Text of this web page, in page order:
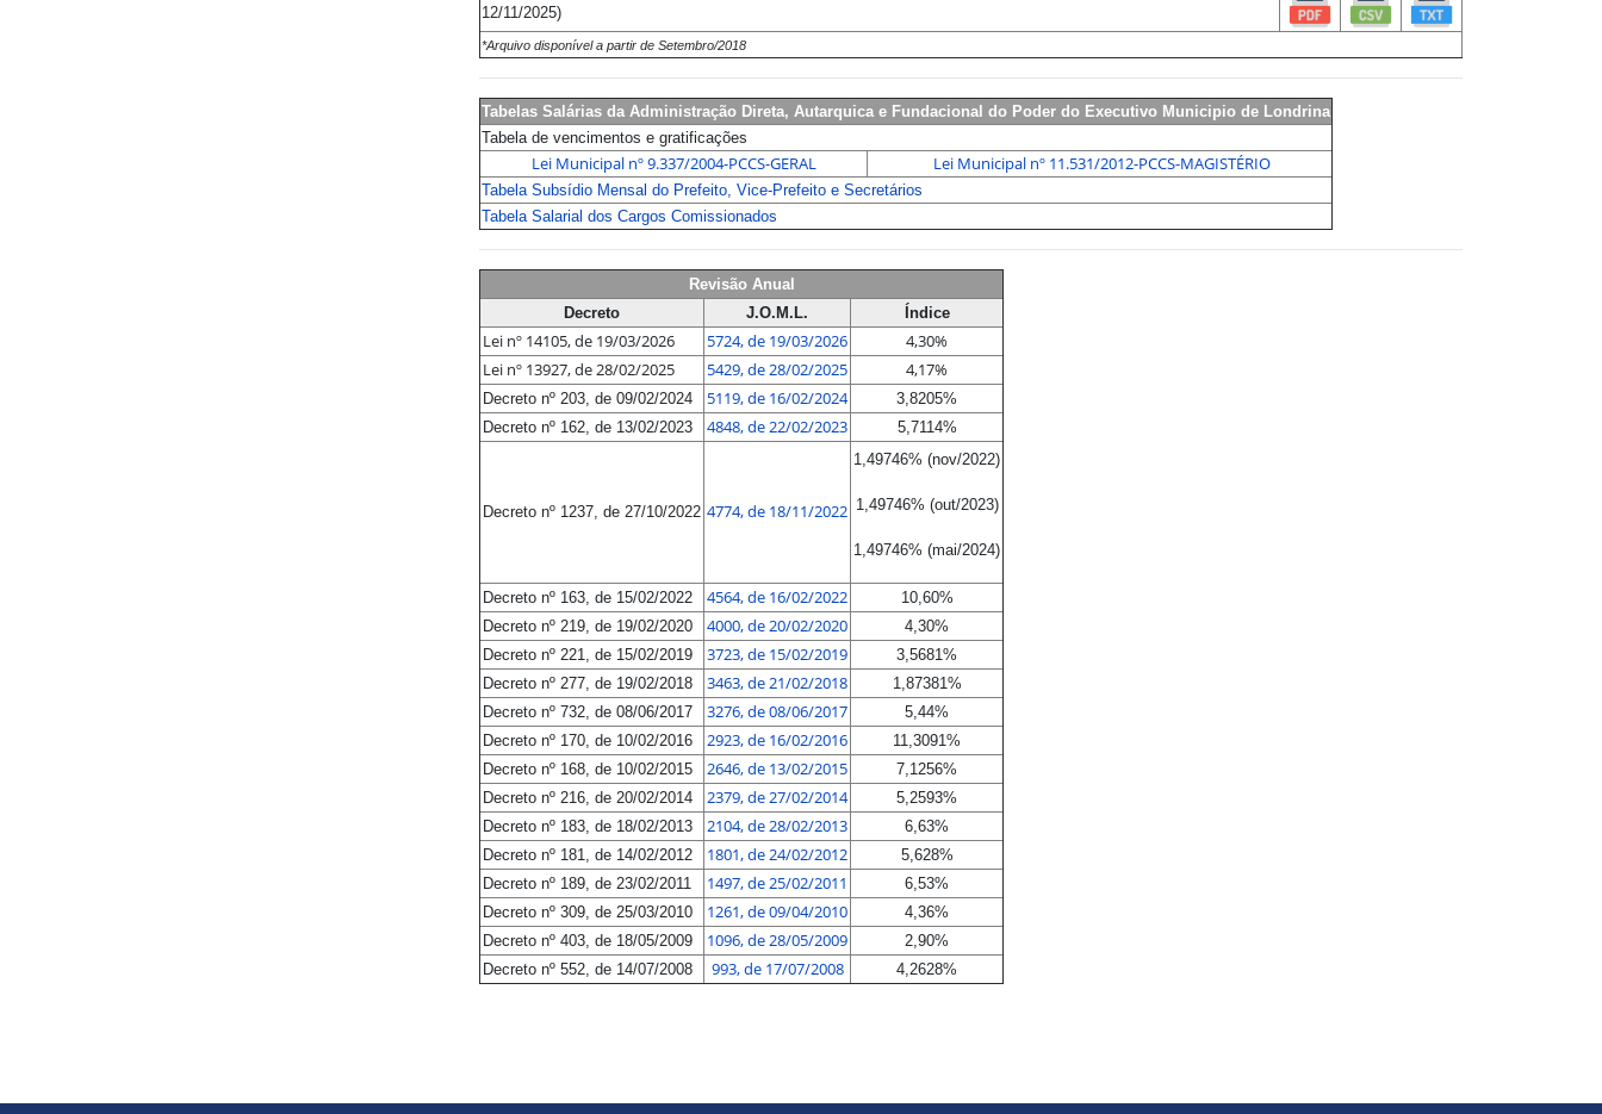
12/11/2025)
*Arquivo disponível a partir de Setembro/2018
Tabelas Salárias da Administração Direta, Autarquica e Fundacional do Poder do Executivo Municipio de Londrina
Tabela de vencimentos e gratificações
Lei Municipal nº 9.337/2004-PCCS-GERAL Lei Municipal nº 11.531/2012-PCCS-MAGISTÉRIO
Tabela Subsídio Mensal do Prefeito, Vice-Prefeito e Secretários
Tabela Salarial dos Cargos Comissionados
Revisão Anual
Decreto
J.O.M.L. Índice
Lei nº 14105, de 19/03/2026 5724, de 19/03/2026
4,30%
Lei nº 13927, de 28/02/2025
5429, de 28/02/2025 4,17%
Decreto nº 203, de 09/02/2024 5119, de 16/02/2024
3,8205%
Decreto nº 162, de 13/02/2023
4848, de 22/02/2023 5,7114%
Decreto nº 1237, de 27/10/2022 4774, de 18/11/2022
1,49746% (nov/2022)
1,49746% (out/2023)
1,49746% (mai/2024)
Decreto nº 163, de 15/02/2022 4564, de 16/02/2022
10,60%
Decreto nº 219, de 19/02/2020
4000, de 20/02/2020
4,30%
Decreto nº 221, de 15/02/2019
3723, de 15/02/2019
3,5681%
Decreto nº 277, de 19/02/2018
3463, de 21/02/2018
1,87381%
Decreto nº 732, de 08/06/2017
3276, de 08/06/2017
5,44%
Decreto nº 170, de 10/02/2016
2923, de 16/02/2016
11,3091%
Decreto nº 168, de 10/02/2015
2646, de 13/02/2015
7,1256%
Decreto nº 216, de 20/02/2014
2379, de 27/02/2014
5,2593%
Decreto nº 183, de 18/02/2013
2104, de 28/02/2013
6,63%
Decreto nº 181, de 14/02/2012
1801, de 24/02/2012
5,628%
Decreto nº 189, de 23/02/2011
1497, de 25/02/2011
6,53%
Decreto nº 309, de 25/03/2010
1261, de 09/04/2010
4,36%
Decreto nº 403, de 18/05/2009
1096, de 28/05/2009
2,90%
Decreto nº 552, de 14/07/2008
993, de 17/07/2008 4,2628%